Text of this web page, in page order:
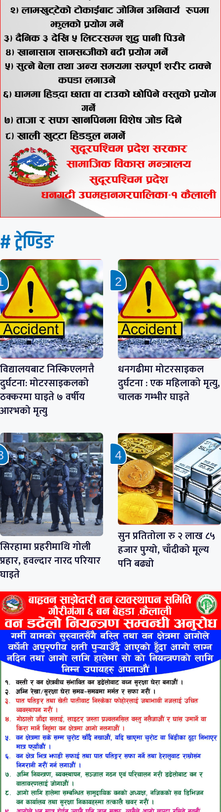
# ट्रेण्डिङ
विद्यालयबाट निस्किएलगत्तै
दुर्घटना: मोटरसाइकलको
ठक्करमा घाइते ७ वर्षीय
आरभको मृत्यु
धनगढीमा मोटरसाइकल
दुर्घटना : एक महिलाको मृत्यु,
चालक गम्भीर घाइते
सिरहामा प्रहरीमाथि गोली
प्रहार, हवल्दार नारद परियार
घाइते
सुन प्रतितोला रु २ लाख ८५
हजार पुग्यो, चाँदीको मूल्य
पनि बढ्यो